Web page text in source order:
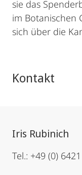
sie das
im Botanischen
sich über die
Kontakt
Iris Rubinich
Tel.: +49 (0)